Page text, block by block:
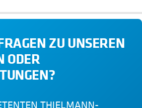
ZU UNSEREN
ODER
THIELMANN-